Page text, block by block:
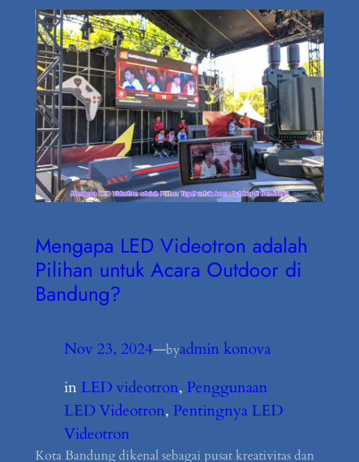
Mengapa LED Videotron adalah
Pilihan untuk Acara Outdoor di
Bandung?
Nov 23, 2024—byadmin konova
in LED videotron, Penggunaan
LED Videotron, Pentingnya LED
Videotron
Kota Bandung dikenal sebagai pusat kreativitas dan